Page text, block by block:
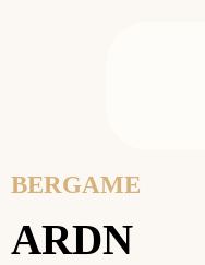
BERGAME
ARDN